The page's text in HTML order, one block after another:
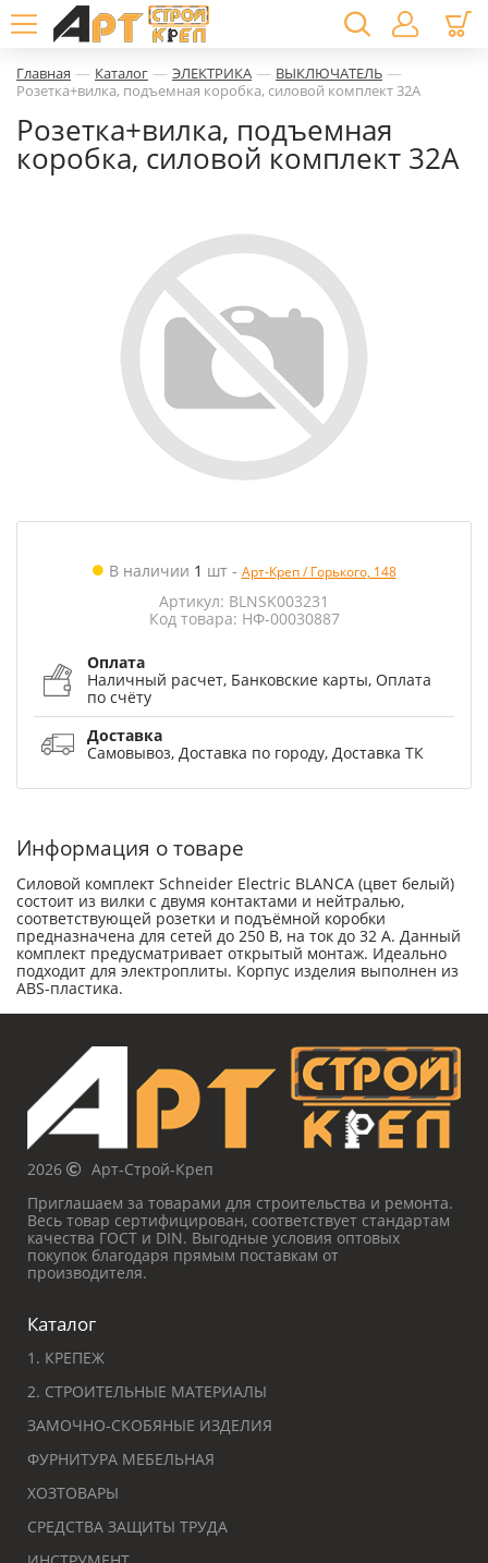
Главная — Каталог — ЭЛЕКТРИКА — ВЫКЛЮЧАТЕЛЬ —
Розетка+вилка, подъемная коробка, силовой комплект 32А
Розетка+вилка, подъемная
коробка, силовой комплект 32А
В наличии 1 шт- Арт-Креп / Горького, 148
Артикул: BLNSK003231
Код товара: НФ-00030887
Оплата
Наличный расчет, Банковские карты, Оплата
по счёту
Доставка
Самовывоз, Доставка по городу, Доставка ТК
Информация о товаре
Силовой комплект Schneider Electric BLANCA (цвет белый)
состоит из вилки с двумя контактами и нейтралью,
соответствующей розетки и подъёмной коробки
предназначена для сетей до 250 В, на ток до 32 А. Данный
комплект предусматривает открытый монтаж. Идеально
подходит для электроплиты. Корпус изделия выполнен из
ABS-пластика.
2026
Арт-Строй-Креп
Приглашаем за товарами для строительства и ремонта.
Весь товар сертифицирован, соответствует стандартам
качества ГОСТ и DIN. Выгодные условия оптовых
покупок благодаря прямым поставкам от
производителя.
Каталог
1. КРЕПЕЖ
2. СТРОИТЕЛЬНЫЕ МАТЕРИАЛЫ
ЗАМОЧНО-СКОБЯНЫЕ ИЗДЕЛИЯ
ФУРНИТУРА МЕБЕЛЬНАЯ
ХОЗТОВАРЫ
СРЕДСТВА ЗАЩИТЫ ТРУДА